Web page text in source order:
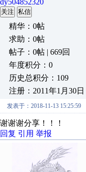
dy504852320
关注 私信
精华：0帖
求助：0帖
帖子：0帖 | 669回
年度积分：0
历史总积分：109
注册：2011年1月30日
发表于：2018-11-13 15:25:59
谢谢谢分享！！！
回复 引用 举报